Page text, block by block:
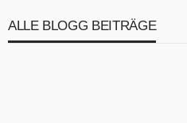
ALLE BLOGG BEITRÄGE